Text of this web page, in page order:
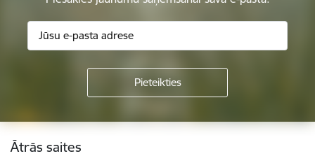
Kājene
Ātrās saites